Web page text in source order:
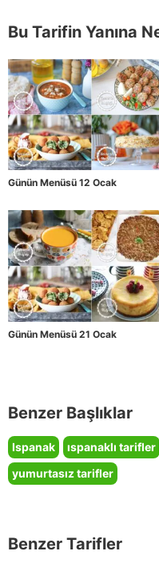
Bu Tarifin Yanına
Günün Menüsü 12 Ocak
Günün Menüsü 21 Ocak
Benzer Başlıklar
Ispanak ıspanaklı tarifler
yumurtasız tarifler
Benzer Tarifler